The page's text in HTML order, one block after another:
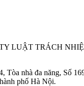
LUẬT TRÁCH
Tòa nhà đa năng, Số
phố Hà Nội.